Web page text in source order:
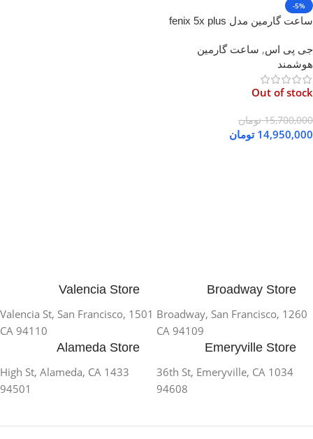
-5%
ساعت گارمین مدل fenix 5x plus
جی پی اس, ساعت گارمین
هوشمند
Out of stock
15,700,000 تومان
14,950,000 تومان
Broadway Store
1260 Broadway, San Francisco,
CA 94109
Valencia Store
1501 Valencia St, San Francisco,
CA 94110
Emeryville Store
1034 36th St, Emeryville, CA
94608
Alameda Store
1433 High St, Alameda, CA
94501